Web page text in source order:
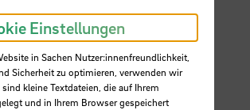
Einstellungen
in Sachen Nutzer:innenfreundlichkeit,
Sicherheit zu optimieren, verwenden wir
kleine Textdateien, die auf Ihrem
und in Ihrem Browser gespeichert